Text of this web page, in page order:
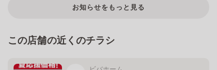
お知らせをもっと見る
この店舗の近くのチラシ